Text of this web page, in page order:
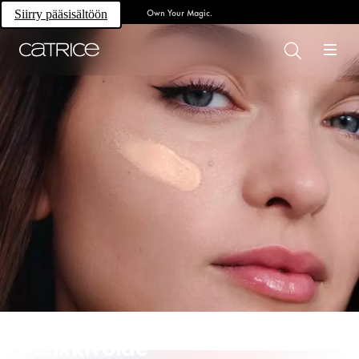
Siirry pääsisältöön Own Your Magic.